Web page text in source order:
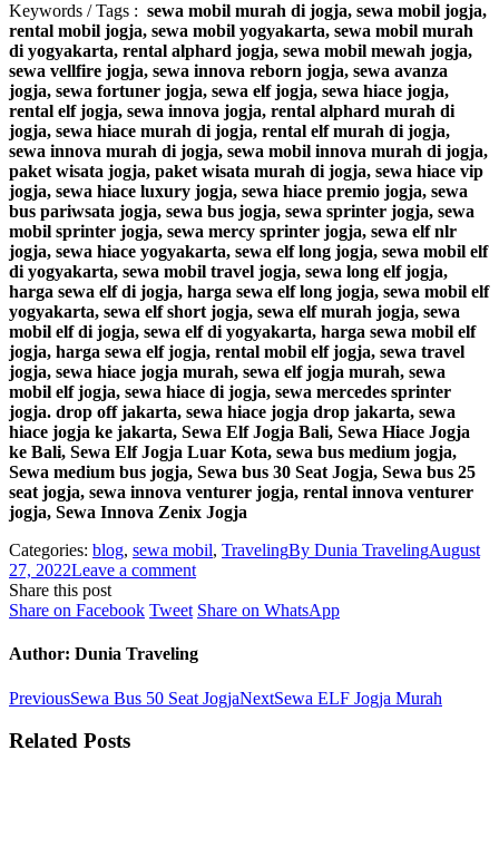
Keywords / Tags : sewa mobil murah di jogja, sewa mobil jogja,
rental mobil jogja, sewa mobil yogyakarta, sewa mobil murah
di yogyakarta, rental alphard jogja, sewa mobil mewah jogja,
sewa vellfire jogja, sewa innova reborn jogja, sewa avanza
jogja, sewa fortuner jogja, sewa elf jogja, sewa hiace jogja,
rental elf jogja, sewa innova jogja, rental alphard murah di
jogja, sewa hiace murah di jogja, rental elf murah di jogja,
sewa innova murah di jogja, sewa mobil innova murah di jogja,
paket wisata jogja, paket wisata murah di jogja, sewa hiace vip
jogja, sewa hiace luxury jogja, sewa hiace premio jogja, sewa
bus pariwsata jogja, sewa bus jogja, sewa sprinter jogja, sewa
mobil sprinter jogja, sewa mercy sprinter jogja, sewa elf nlr
jogja, sewa hiace yogyakarta, sewa elf long jogja, sewa mobil elf
di yogyakarta, sewa mobil travel jogja, sewa long elf jogja,
harga sewa elf di jogja, harga sewa elf long jogja, sewa mobil elf
yogyakarta, sewa elf short jogja, sewa elf murah jogja, sewa
mobil elf di jogja, sewa elf di yogyakarta, harga sewa mobil elf
jogja, harga sewa elf jogja, rental mobil elf jogja, sewa travel
jogja, sewa hiace jogja murah, sewa elf jogja murah, sewa
mobil elf jogja, sewa hiace di jogja, sewa mercedes sprinter
jogja. drop off jakarta, sewa hiace jogja drop jakarta, sewa
hiace jogja ke jakarta, Sewa Elf Jogja Bali, Sewa Hiace Jogja
ke Bali, Sewa Elf Jogja Luar Kota, sewa bus medium jogja,
Sewa medium bus jogja, Sewa bus 30 Seat Jogja, Sewa bus 25
seat jogja, sewa innova venturer jogja, rental innova venturer
jogja, Sewa Innova Zenix Jogja
Categories: blog, sewa mobil, TravelingBy Dunia TravelingAugust
27, 2022Leave a comment
Share this post
Share on FacebookShare
Facebook
TweetShare
Twitter
Share on WhatsAppShare
Author: Dunia Traveling
Post
navigation
PreviousPrevious
Sewa Bus 50 Seat JogjaNextNext
Sewa ELF Jogja Murah
Related Posts